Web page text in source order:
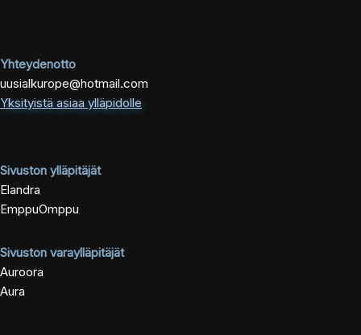
Yhteydenotto
uusialkurope@hotmail.com
Yksityistä asiaa ylläpidolle
Sivuston ylläpitäjät
Elandra
EmppuOmppu
Sivuston varaylläpitäjät
Auroora
Aura